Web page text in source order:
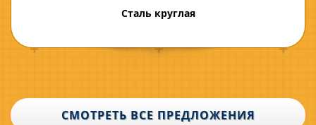
Сталь круглая
СМОТРЕТЬ ВСЕ ПРЕДЛОЖЕНИЯ